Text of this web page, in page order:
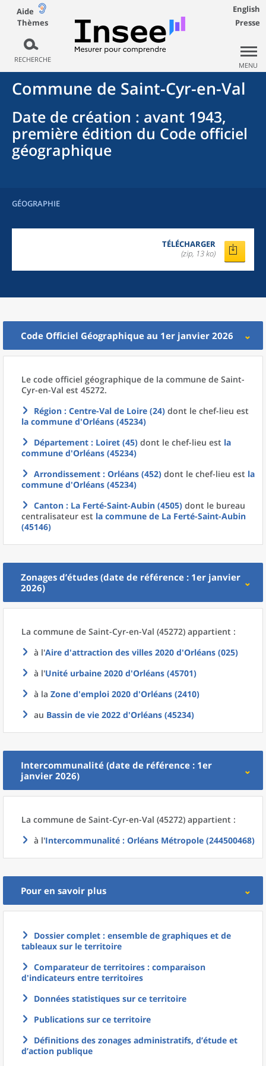
Aide
Thèmes
RECHERCHE
English
Presse
MENU
Commune de Saint-Cyr-en-Val
Date de création : avant 1943,
première édition du Code officiel
géographique
GÉOGRAPHIE
TÉLÉCHARGER
(zip, 13 ko)
Code Officiel Géographique au 1er janvier 2026
Le code officiel géographique de la commune de Saint-
Cyr-en-Val est 45272.
Région : Centre-Val de Loire (24) dont le chef-lieu est
la commune d'Orléans (45234)
Département : Loiret (45) dont le chef-lieu est la
commune d'Orléans (45234)
Arrondissement : Orléans (452) dont le chef-lieu est la
commune d'Orléans (45234)
Canton : La Ferté-Saint-Aubin (4505) dont le bureau
centralisateur est la commune de La Ferté-Saint-Aubin
(45146)
Zonages d’études (date de référence : 1er janvier
2026)
La commune de Saint-Cyr-en-Val (45272) appartient :
à l'Aire d'attraction des villes 2020 d'Orléans (025)
à l'Unité urbaine 2020 d'Orléans (45701)
à la Zone d'emploi 2020 d'Orléans (2410)
au Bassin de vie 2022 d'Orléans (45234)
Intercommunalité (date de référence : 1er
janvier 2026)
La commune de Saint-Cyr-en-Val (45272) appartient :
à l'Intercommunalité : Orléans Métropole (244500468)
Pour en savoir plus
Dossier complet : ensemble de graphiques et de
tableaux sur le territoire
Comparateur de territoires : comparaison
d'indicateurs entre territoires
Données statistiques sur ce territoire
Publications sur ce territoire
Définitions des zonages administratifs, d’étude et
d’action publique